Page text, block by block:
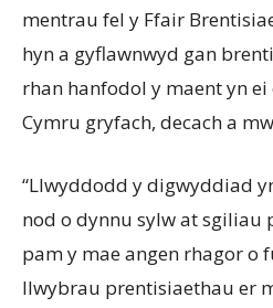
mentrau fel y Ffair
hyn a gyflawnwyd gan
rhan hanfodol y maent yn ei
Cymru gryfach, decach a
“Llwyddodd y digwyddiad
nod o dynnu sylw at sgiliau
pam y mae angen rhagor o
llwybrau prentisiaethau er